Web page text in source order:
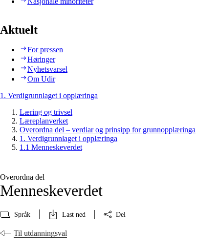
Aktuelt
For pressen
Høringer
Nyhetsvarsel
Om Udir
1. Verdigrunnlaget i opplæringa
Læring og trivsel
Læreplanverket
Overordna del – verdiar og prinsipp for grunnopplæringa
1. Verdigrunnlaget i opplæringa
1.1 Menneskeverdet
Overordna del
Menneskeverdet
Språk Last ned Del
Til utdanningsval